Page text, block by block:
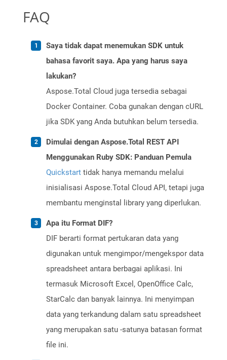
FAQ
Saya tidak dapat menemukan SDK untuk
bahasa favorit saya. Apa yang harus saya
lakukan?
Aspose.Total Cloud juga tersedia sebagai
Docker Container. Coba gunakan dengan cURL
jika SDK yang Anda butuhkan belum tersedia.
Dimulai dengan Aspose.Total REST API
Menggunakan Ruby SDK: Panduan Pemula
Quickstart tidak hanya memandu melalui
inisialisasi Aspose.Total Cloud API, tetapi juga
membantu menginstal library yang diperlukan.
Apa itu Format DIF?
DIF berarti format pertukaran data yang
digunakan untuk mengimpor/mengekspor data
spreadsheet antara berbagai aplikasi. Ini
termasuk Microsoft Excel, OpenOffice Calc,
StarCalc dan banyak lainnya. Ini menyimpan
data yang terkandung dalam satu spreadsheet
yang merupakan satu -satunya batasan format
file ini.